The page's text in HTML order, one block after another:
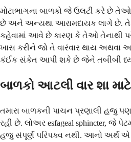
મોટાભાગના બાળકો જે ઉલટી કરે છે તેઓ
છે અને અન્યથા આરામદાયક લાગે છે.
કહેવામાં આવે છે કારણ કે તેઓ તેનાથી
ખાસ કરીને જો તે વારંવાર થાય અથવા
કંઈક સંકેત આપી શકે છે જેને તબીબી
બાળકો આટલી વાર શા
તમારા બાળકની પાચન પ્રણાલી હજુ પણ
રહી છે. લોઅર esfageal sphincter, જે
હજુ સંપૂર્ણ પરિપક્વ નથી. આનો અર્થ